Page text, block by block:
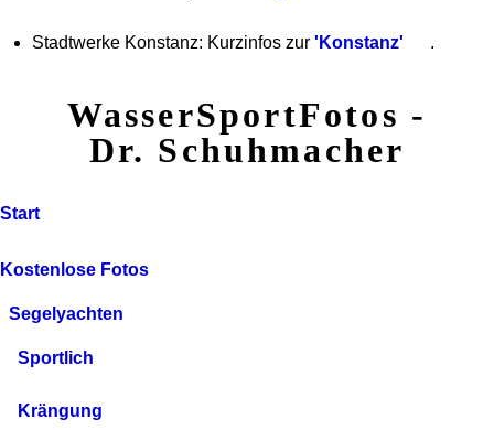
Stadtwerke Konstanz: Kurzinfos zur'Konstanz' .
WasserSportFotos -
Dr. Schuhmacher
Start
Kostenlose Fotos
Segelyachten
Sportlich
Krängung